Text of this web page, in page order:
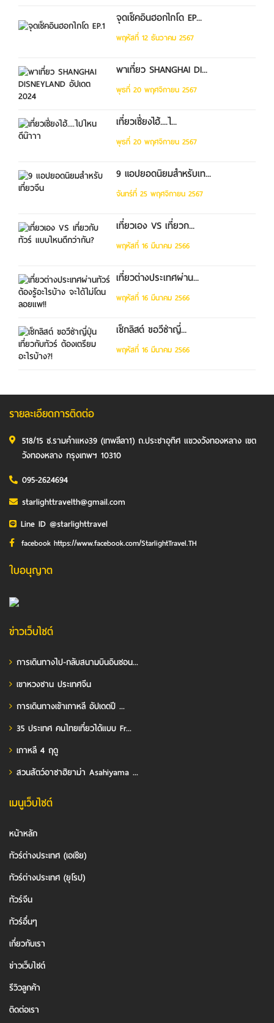
จุดเช็คอินฮอกไกโด EP...
พฤหัสที่ 12 ธันวาคม 2567
พาเที่ยว SHANGHAI DI...
พุธที่ 20 พฤศจิกายน 2567
เที่ยวเซี่ยงไฮ้....ไ...
พุธที่ 20 พฤศจิกายน 2567
9 แอปยอดนิยมสำหรับเท...
จันทร์ที่ 25 พฤศจิกายน 2567
เที่ยวเอง VS เที่ยวก...
พฤหัสที่ 16 มีนาคม 2566
เที่ยวต่างประเทศผ่าน...
พฤหัสที่ 16 มีนาคม 2566
เช็กลิสต์ ขอวีซ่าญี่...
พฤหัสที่ 16 มีนาคม 2566
รายละเอียดการติดต่อ
518/15 ซ.รามคำแหง39 (เทพลีลา1) ถ.ประชาอุทิศ แขวงวังทองหลาง เขต
วังทองหลาง กรุงเทพฯ 10310
095-2624694
starlighttravelth@gmail.com
Line ID @starlighttravel
facebook https://www.facebook.com/StarlightTravel.TH
ใบอนุญาต
ข่าวเว็บไซต์
การเดินทางไป-กลับสนามบินอินชอน...
เขาหวงซาน ประเทศจีน
การเดินทางเข้าเกาหลี อัปเดตปี ...
35 ประเทศ คนไทยเที่ยวได้แบบ Fr...
เกาหลี 4 ฤดู
สวนสัตว์อาซาฮิยาม่า Asahiyama ...
เมนูเว็บไซต์
หน้าหลัก
ทัวร์ต่างประเทศ (เอเชีย)
ทัวร์ต่างประเทศ (ยุโรป)
ทัวร์จีน
ทัวร์อื่นๆ
เกี่ยวกับเรา
ข่าวเว็บไซต์
รีวิวลูกค้า
ติดต่อเรา